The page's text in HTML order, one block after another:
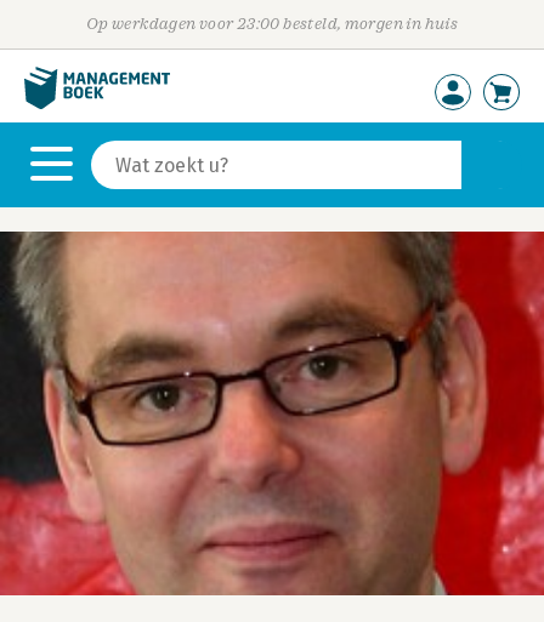
Op werkdagen voor 23:00 besteld, morgen in huis